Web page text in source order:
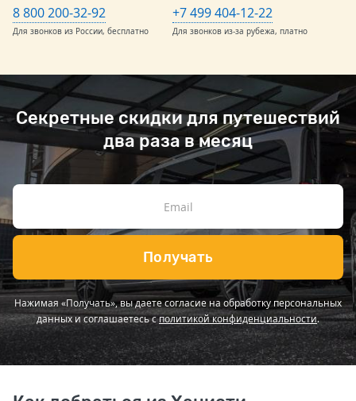
8 800 200-32-92
Для звонков из России, бесплатно
+7 499 404-12-22
Для звонков из-за рубежа, платно
Секретные скидки для путешествий
два раза в месяц
Получать
Нажимая «Получать», вы даете согласие на обработку персональных
данных и соглашаетесь сполитикой конфиденциальности.